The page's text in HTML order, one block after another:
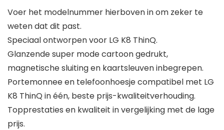
Voer het modelnummer hierboven in om zeker te
weten dat dit past.
Speciaal ontworpen voor LG K8 ThinQ.
Glanzende super mode cartoon gedrukt,
magnetische sluiting en kaartsleuven inbegrepen.
Portemonnee en telefoonhoesje compatibel met LG
K8 ThinQ in één, beste prijs-kwaliteitverhouding.
Topprestaties en kwaliteit in vergelijking met de lage
prijs.